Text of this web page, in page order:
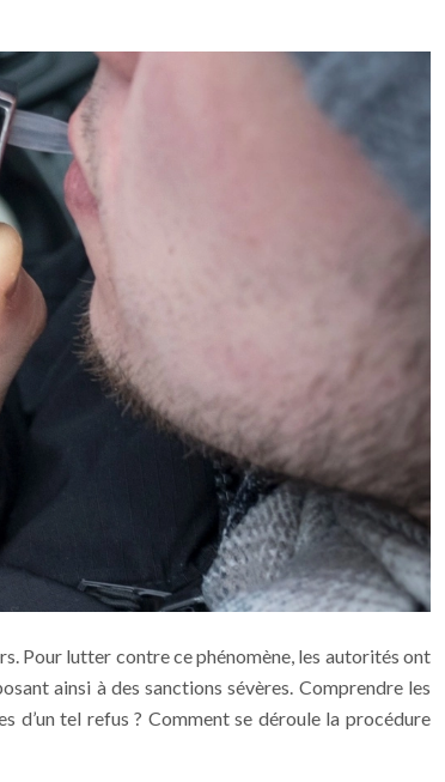
Pour lutter contre ce phénomène, les autorités ont
ainsi à des sanctions sévères. Comprendre les
d’un tel refus ? Comment se déroule la procédure